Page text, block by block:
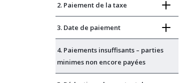
2. Paiement de la taxe
3. Date de paiement
4. Paiements insuffisants – parties
minimes non encore payées